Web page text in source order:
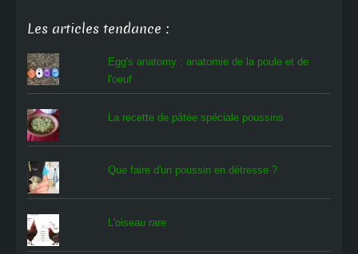
Les articles tendance :
Egg's anatomy : anatomie de la poule et de
l'oeuf
La recette de pâtée spéciale poussins
Que faire d'un poussin en détresse ?
L'oiseau rare